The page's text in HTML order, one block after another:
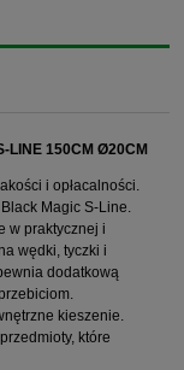
LINE 150CM Ø20CM
i opłacalności.
Magic S-Line.
w praktycznej i
wędki, tyczki i
dodatkową
kieszenie.
które